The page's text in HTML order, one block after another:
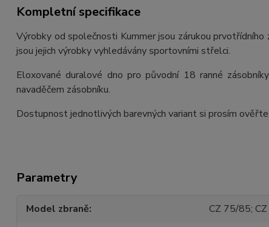
Kompletní specifikace
Výrobky od společnosti Kummer jsou zárukou
jsou jejich výrobky vyhledávány sportovními střelci.
Eloxované duralové dno pro původní 18 ranné
navaděčem zásobníku.
Dostupnost jednotlivých barevných variant si prosím ověřte
Parametry
Model zbraně
CZ 75/85;